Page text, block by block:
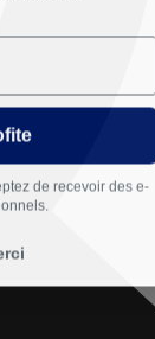
de recevoir des e-